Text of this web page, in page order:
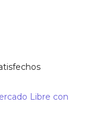
Libre con